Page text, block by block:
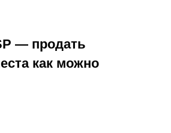
— продать
как можно